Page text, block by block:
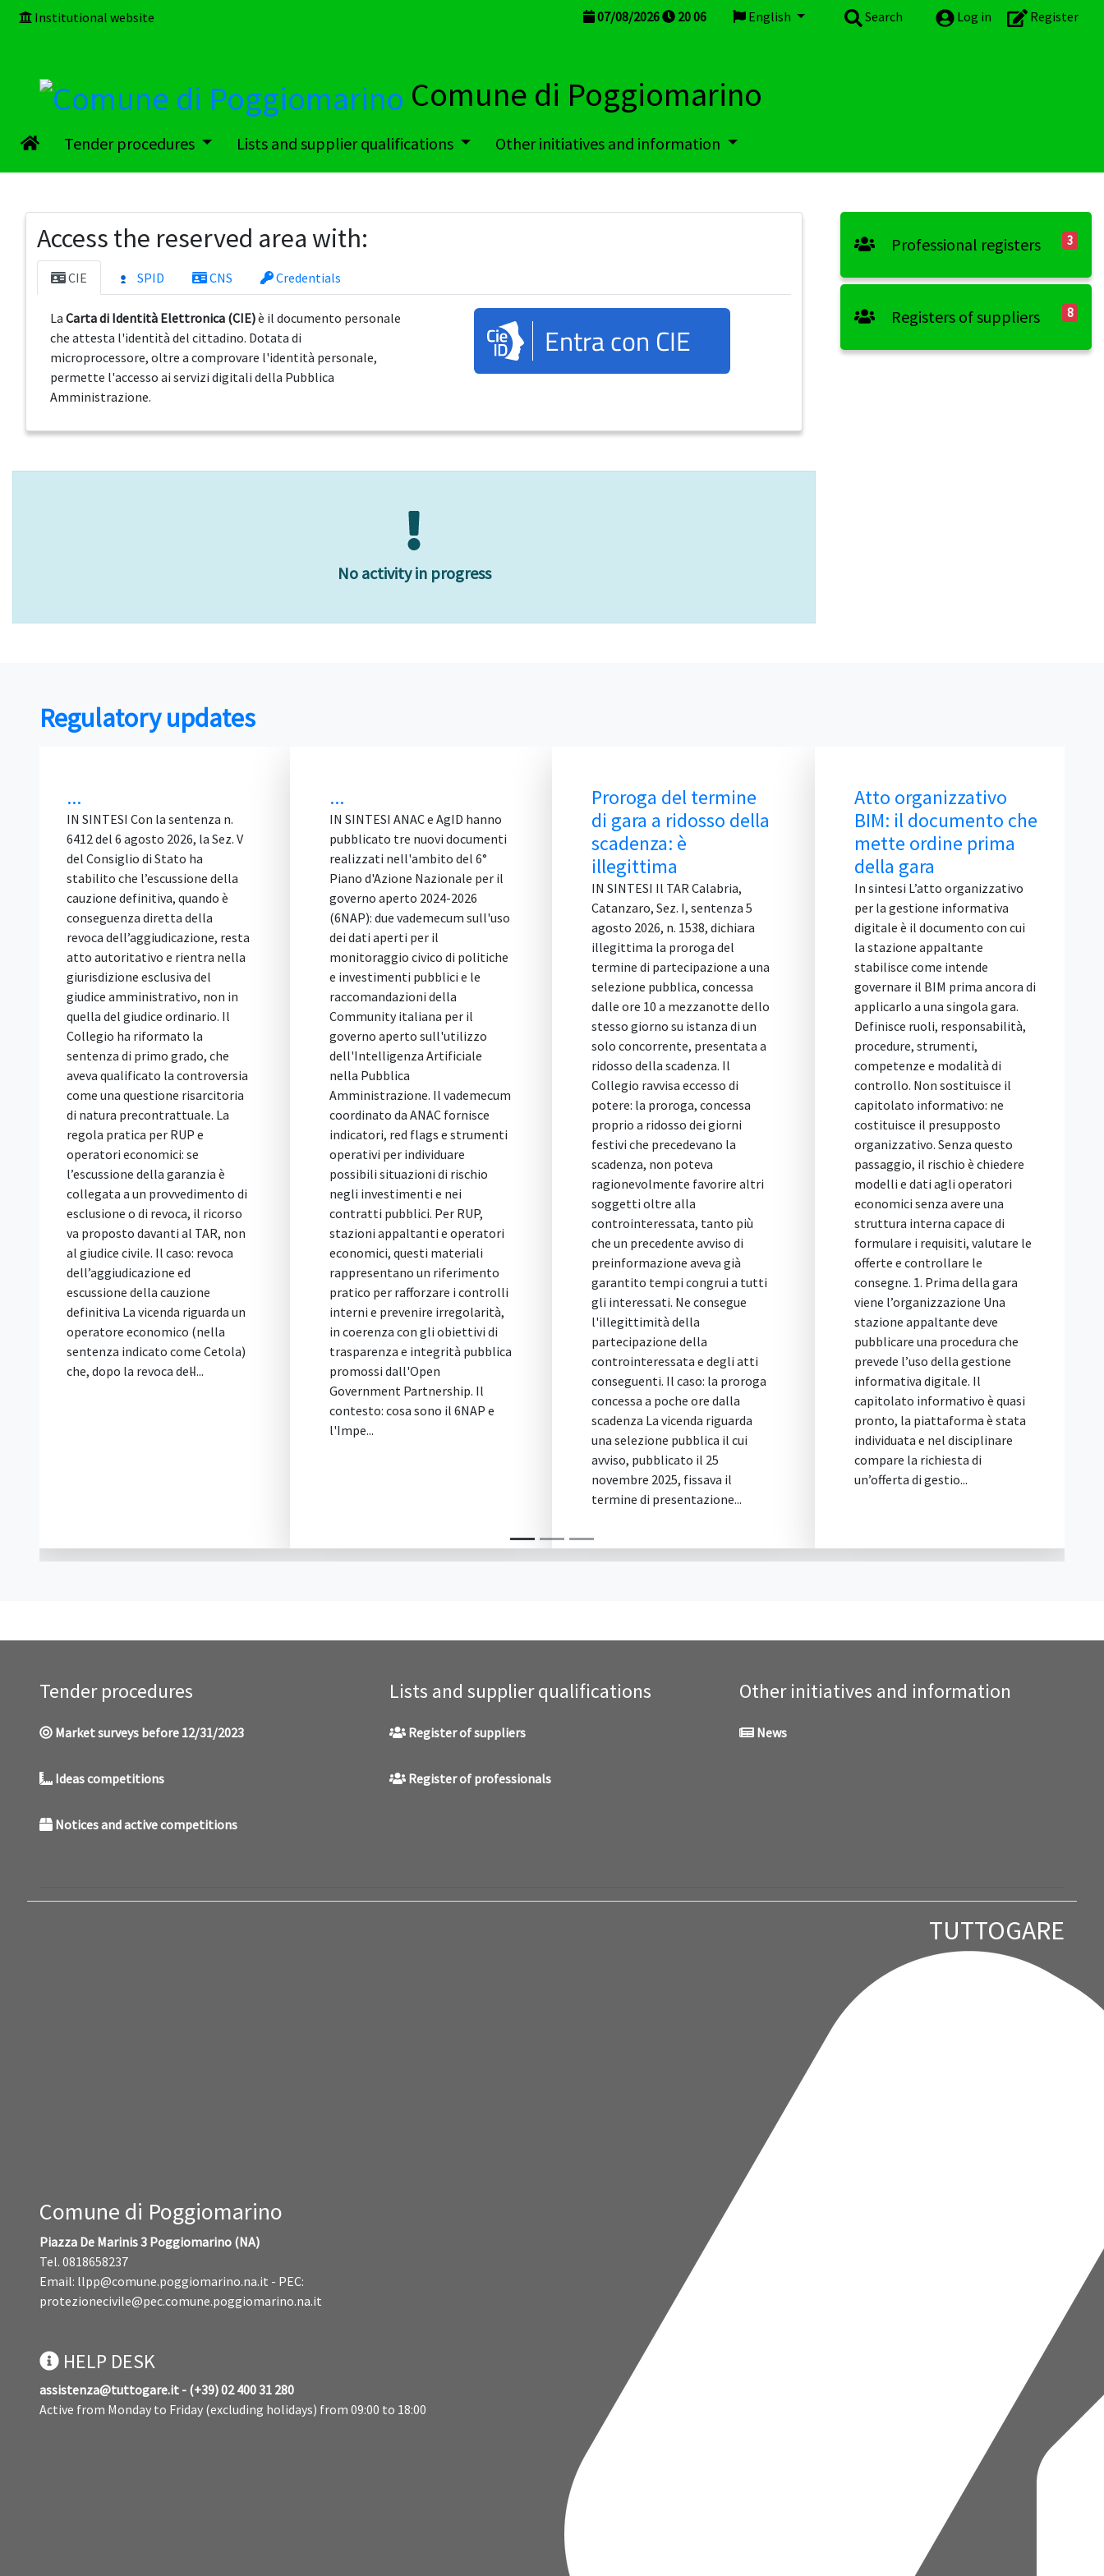
Institutional website Log in Register
Search
English
07/08/2026 20:06
Comune di Poggiomarino
Tender procedures Lists and supplier qualifications Other initiatives and information
Access the reserved area with:
CIE SPID CNS Credentials
La Carta di Identità Elettronica (CIE)è il documento personale
che attesta l'identità del cittadino. Dotata di
microprocessore, oltre a comprovare l'identità personale,
permette l'accesso ai servizi digitali della Pubblica
Amministrazione.
Entra con CIE
No activity in progress
Professional registers 3
Registers of suppliers 8
Regulatory updates
...
IN SINTESI Con la sentenza n.
6412 del 6 agosto 2026, la Sez. V
del Consiglio di Stato ha
stabilito che l’escussione della
cauzione definitiva, quando è
conseguenza diretta della
revoca dell’aggiudicazione, resta
atto autoritativo e rientra nella
giurisdizione esclusiva del
giudice amministrativo, non in
quella del giudice ordinario. Il
Collegio ha riformato la
sentenza di primo grado, che
aveva qualificato la controversia
come una questione risarcitoria
di natura precontrattuale. La
regola pratica per RUP e
operatori economici: se
l’escussione della garanzia è
collegata a un provvedimento di
esclusione o di revoca, il ricorso
va proposto davanti al TAR, non
al giudice civile. Il caso: revoca
dell’aggiudicazione ed
escussione della cauzione
definitiva La vicenda riguarda un
operatore economico (nella
sentenza indicato come Cetola)
che, dopo la revoca dell̵...
...
IN SINTESI ANAC e AgID hanno
pubblicato tre nuovi documenti
realizzati nell'ambito del 6°
Piano d'Azione Nazionale per il
governo aperto 2024-2026
(6NAP): due vademecum sull'uso
dei dati aperti per il
monitoraggio civico di politiche
e investimenti pubblici e le
raccomandazioni della
Community italiana per il
governo aperto sull'utilizzo
dell'Intelligenza Artificiale
nella Pubblica
Amministrazione. Il vademecum
coordinato da ANAC fornisce
indicatori, red flags e strumenti
operativi per individuare
possibili situazioni di rischio
negli investimenti e nei
contratti pubblici. Per RUP,
stazioni appaltanti e operatori
economici, questi materiali
rappresentano un riferimento
pratico per rafforzare i controlli
interni e prevenire irregolarità,
in coerenza con gli obiettivi di
trasparenza e integrità pubblica
promossi dall'Open
Government Partnership. Il
contesto: cosa sono il 6NAP e
l'Impe...
Proroga del termine
di gara a ridosso della
scadenza: è
illegittima
IN SINTESI Il TAR Calabria,
Catanzaro, Sez. I, sentenza 5
agosto 2026, n. 1538, dichiara
illegittima la proroga del
termine di partecipazione a una
selezione pubblica, concessa
dalle ore 10 a mezzanotte dello
stesso giorno su istanza di un
solo concorrente, presentata a
ridosso della scadenza. Il
Collegio ravvisa eccesso di
potere: la proroga, concessa
proprio a ridosso dei giorni
festivi che precedevano la
scadenza, non poteva
ragionevolmente favorire altri
soggetti oltre alla
controinteressata, tanto più
che un precedente avviso di
preinformazione aveva già
garantito tempi congrui a tutti
gli interessati. Ne consegue
l'illegittimità della
partecipazione della
controinteressata e degli atti
conseguenti. Il caso: la proroga
concessa a poche ore dalla
scadenza La vicenda riguarda
una selezione pubblica il cui
avviso, pubblicato il 25
novembre 2025, fissava il
termine di presentazione...
Atto organizzativo
BIM: il documento che
mette ordine prima
della gara
In sintesi L’atto organizzativo
per la gestione informativa
digitale è il documento con cui
la stazione appaltante
stabilisce come intende
governare il BIM prima ancora di
applicarlo a una singola gara.
Definisce ruoli, responsabilità,
procedure, strumenti,
competenze e modalità di
controllo. Non sostituisce il
capitolato informativo: ne
costituisce il presupposto
organizzativo. Senza questo
passaggio, il rischio è chiedere
modelli e dati agli operatori
economici senza avere una
struttura interna capace di
formulare i requisiti, valutare le
offerte e controllare le
consegne. 1. Prima della gara
viene l’organizzazione Una
stazione appaltante deve
pubblicare una procedura che
prevede l’uso della gestione
informativa digitale. Il
capitolato informativo è quasi
pronto, la piattaforma è stata
individuata e nel disciplinare
compare la richiesta di
un’offerta di gestio...
Tender procedures
Market surveys before 12/31/2023
Ideas competitions
Notices and active competitions
Lists and supplier qualifications
Register of suppliers
Register of professionals
Other initiatives and information
News
Comune di Poggiomarino
Piazza De Marinis 3 Poggiomarino (NA)
Tel. 0818658237
Email: llpp@comune.poggiomarino.na.it - PEC:
protezionecivile@pec.comune.poggiomarino.na.it
HELP DESK
assistenza@tuttogare.it - (+39) 02 400 31 280
Active from Monday to Friday (excluding holidays) from 09:00 to 18:00
TUTTOGARE